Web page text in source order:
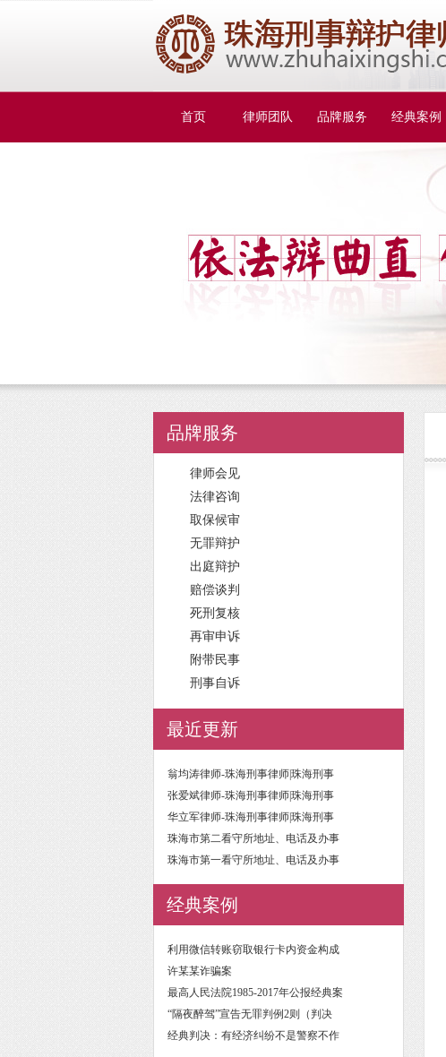
首页 律师团队 品牌服务 经典案例
品牌服务
律师会见
法律咨询
取保候审
无罪辩护
出庭辩护
赔偿谈判
死刑复核
再审申诉
附带民事
刑事自诉
最近更新
翁均涛律师-珠海刑事律师|珠海刑事
张爱斌律师-珠海刑事律师|珠海刑事
华立军律师-珠海刑事律师|珠海刑事
珠海市第二看守所地址、电话及办事
珠海市第一看守所地址、电话及办事
经典案例
利用微信转账窃取银行卡内资金构成
许某某诈骗案
最高人民法院1985-2017年公报经典案
“隔夜醉驾”宣告无罪判例2则（判决
经典判决：有经济纠纷不是警察不作